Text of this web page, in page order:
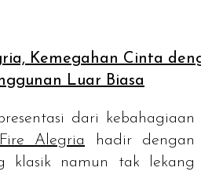
Kemegahan Cinta
Luar Biasa
dari kebahagiaan
Alegria hadir dengan
klasik namun tak lekang